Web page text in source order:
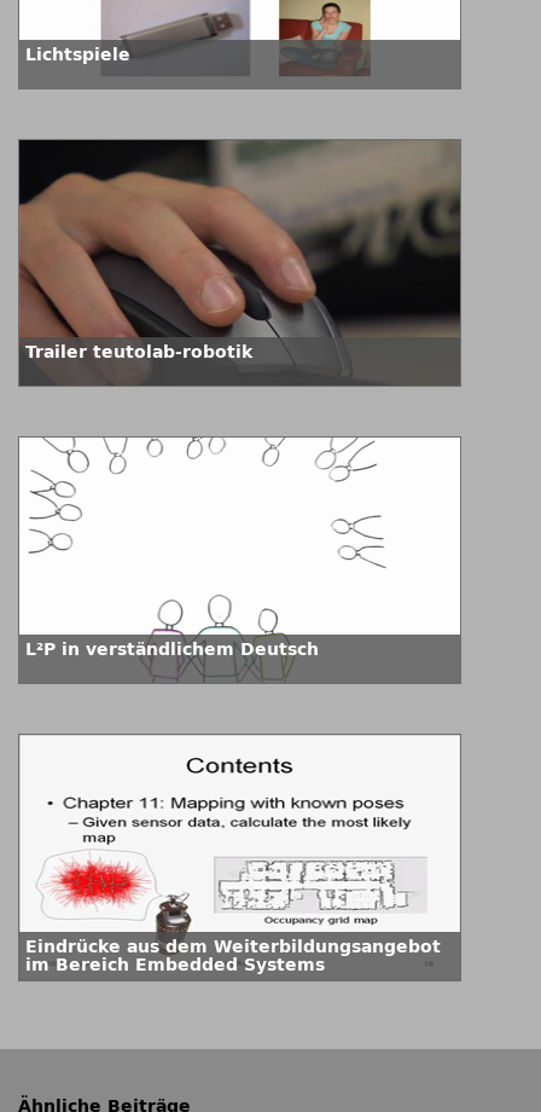
Lichtspiele
Trailer teutolab-robotik
L²P in verständlichem Deutsch
Eindrücke aus dem Weiterbildungsangebot
im Bereich Embedded Systems
Ähnliche Beiträge